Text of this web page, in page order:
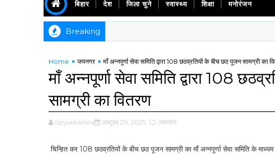
बिहार देश जिला चुने स्वास्थ्य शिक्षा मनोरंजन
Breaking
Home जयनगर माँ अन्नपूर्णा सेवा समिति द्वारा 108 छठव्रतियों के बीच छठ पूजन सामग्री का
माँ अन्नपूर्णा सेवा समिति द्वारा 108
सामग्री का वितरण
Spyviewnews अक्टूबर 26, 2025 ,जयनगर
चिन्हित कर 108 छठव्रतियों के बीच छठ पूजन सामग्री का माँ अन्नपूर्णा सेवा समिति के